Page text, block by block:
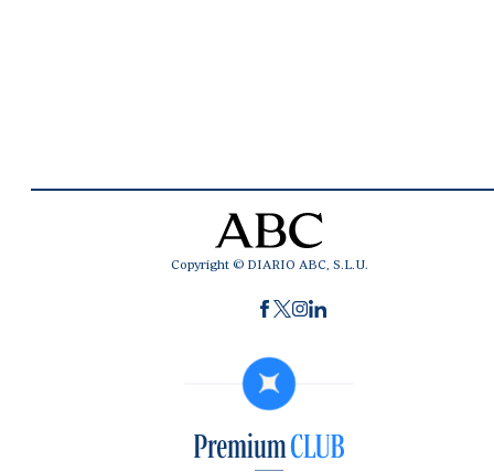
Copyright © DIARIO ABC, S.L.U.